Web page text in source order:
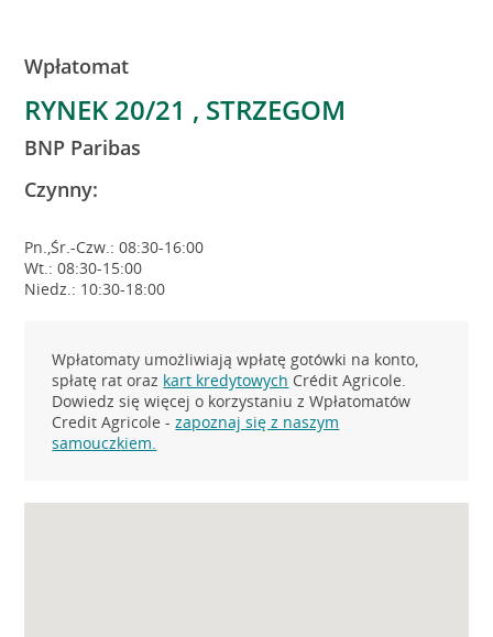
Wpłatomat
RYNEK 20/21 , STRZEGOM
BNP Paribas
Czynny:
Pn.,Śr.-Czw.: 08:30-16:00
Wt.: 08:30-15:00
Niedz.: 10:30-18:00
Wpłatomaty umożliwiają wpłatę gotówki na konto,
spłatę rat oraz kart kredytowych Crédit Agricole.
Dowiedz się więcej o korzystaniu z Wpłatomatów
Credit Agricole -zapoznaj się z naszym
samouczkiem.